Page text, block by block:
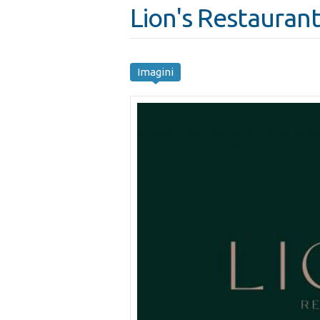
Lion's Restaurant
Imagini